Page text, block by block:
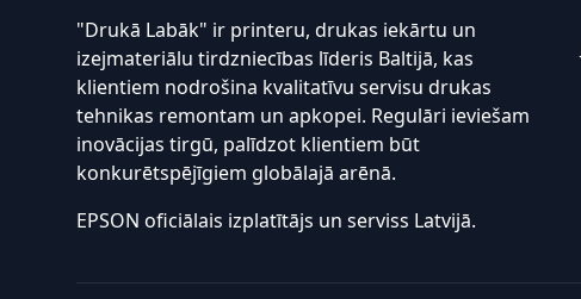
"Drukā Labāk" ir printeru, drukas iekārtu un
izejmateriālu tirdzniecības līderis Baltijā, kas
klientiem nodrošina kvalitatīvu servisu drukas
tehnikas remontam un apkopei. Regulāri ieviešam
inovācijas tirgū, palīdzot klientiem būt
konkurētspējīgiem globālajā arēnā.
EPSON oficiālais izplatītājs un serviss Latvijā.